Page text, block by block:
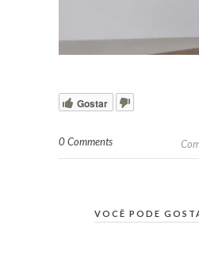
Gostar
0 Comments
VOCÊ PODE